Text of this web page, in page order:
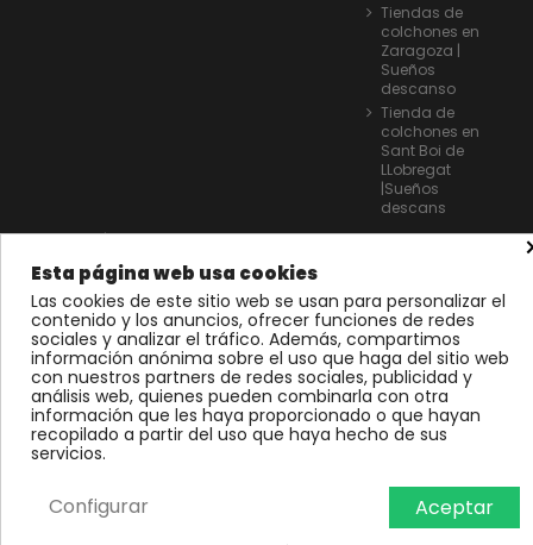
Tiendas de
colchones en
Zaragoza |
Sueños
descanso
Tienda de
colchones en
Sant Boi de
LLobregat
|Sueños
descans
Contáctanos
GRUP SOMNIS S.L.
info@grupsomnis.com
Esta página web usa cookies
Las cookies de este sitio web se usan para personalizar el
contenido y los anuncios, ofrecer funciones de redes
sociales y analizar el tráfico. Además, compartimos
información anónima sobre el uso que haga del sitio web
con nuestros partners de redes sociales, publicidad y
análisis web, quienes pueden combinarla con otra
información que les haya proporcionado o que hayan
recopilado a partir del uso que haya hecho de sus
servicios.
Aceptar
Configurar